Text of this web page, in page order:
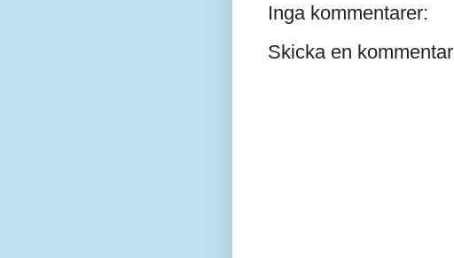
Inga kommentarer:
Skicka en kommentar